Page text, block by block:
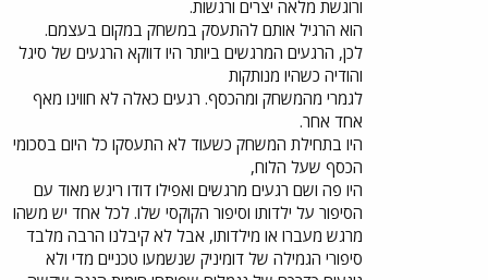
ורוגשת מלאה יצרים ורגשות.
הוא הרגיל אותם להתעסק במשחק במקום בעצמם.
לכן, הרגעים המרגשים ביותר היו דווקא הרגעים של סיגל
והודיה כשהיו מנותקות
לגמרי מהמשחק ומהכסף. רגעים כאלה לא חווינו מאף
אחד אחר.
היו בתחילת המשחק כשעוד לא התעסקו כל היום בסכומי
הכסף שעל הלוח,
היו פה ושם רגעים מרגשים ואפילו דודו ריגש מאוד עם
הסיפור על ילדותו וסיפור הקוקסי שלו. לכל אחד יש משהו
מרגש מעברו או מילדותו, אבל לא קיבלנו הרבה מלבד
סיפורי הגמילה של דומיניק שנשמעו טכניים מדי ולא